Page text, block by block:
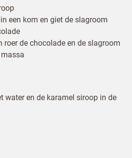
een kom en giet de slagroom
roer de chocolade en de slagroom
water en de karamel siroop in de
selecteer hieronder de
ga je akkoord met